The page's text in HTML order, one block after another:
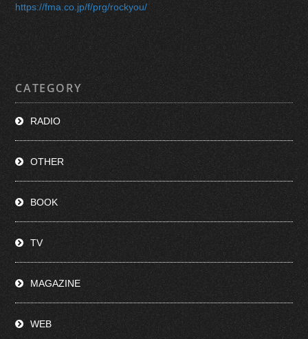
https://fma.co.jp/f/prg/rockyou/
CATEGORY
RADIO
OTHER
BOOK
TV
MAGAZINE
WEB